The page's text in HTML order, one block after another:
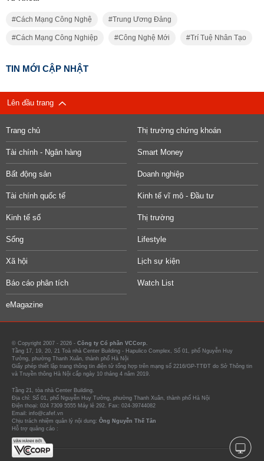
Cách Mạng Công Nghệ Trung Ương Đảng
Cách Mạng Công Nghiệp Công Nghệ Mới Trí Tuệ Nhân Tạo
TIN MỚI CẬP NHẬT
Lên đầu trang
Trang chủ Thị trường chứng khoán
Tài chính - Ngân hàng Smart Money
Bất động sản Doanh nghiệp
Tài chính quốc tế Kinh tế vĩ mô - Đầu tư
Kinh tế số Thị trường
Sống Lifestyle
Xã hội Lịch sự kiện
Báo cáo phân tích Watch List
eMagazine
© Copyright 2007 - 2026 - Công ty Cổ phần VCCorp.
Tầng 17, 19, 20, 21 Toà nhà Center Building - Hapulico Complex, Số 01, phố Nguyễn Huy
Tưởng, phường Thanh Xuân, thành phố Hà Nội
Giấy phép thiết lập trang thông tin điện tử tổng hợp trên mạng số 2216/GP-TTĐT do Sở Thông tin
và Truyền thông Hà Nội cấp ngày 10 tháng 4 năm 2019.
Tầng 21, tòa nhà Center Building.
Địa chỉ: Số 01, phố Nguyễn Huy Tưởng, phường Thanh Xuân, thành phố Hà Nội
Điện thoại: 024 7309 5555 Máy lẻ 292. Fax: 024-39744082
Email: info@cafef.vn
Chịu trách nhiệm quản lý nội dung: Ông Nguyễn Thế Tân
Hỗ trợ quảng cáo :